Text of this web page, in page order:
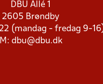
DBU Allé 1
2605 Brøndby
(mandag - fredag 9-
M: dbu@dbu.dk